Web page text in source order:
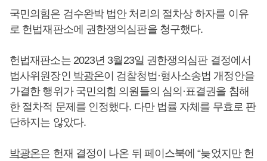
국민의힘은 검수완박 법안 처리의 절차상 하자를 이유
로 헌법재판소에 권한쟁의심판을 청구했다.
헌법재판소는 2023년 3월23일 권한쟁의심판 결정에서
법사위원장인 박광온이 검찰청법·형사소송법 개정안을
가결한 행위가 국민의힘 의원들의 심의·표결권을 침해
한 절차적 문제를 인정했다. 다만 법률 자체를 무효로 판
단하지는 않았다.
박광온은 헌재 결정이 나온 뒤 페이스북에 “늦었지만 헌